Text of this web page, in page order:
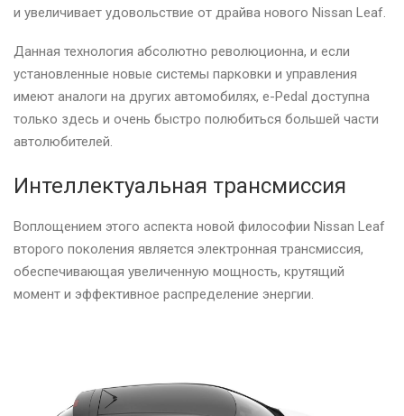
и увеличивает удовольствие от драйва нового Nissan Leaf.
Данная технология абсолютно революционна, и если
установленные новые системы парковки и управления
имеют аналоги на других автомобилях, e-Pedal доступна
только здесь и очень быстро полюбиться большей части
автолюбителей.
Интеллектуальная трансмиссия
Воплощением этого аспекта новой философии Nissan Leaf
второго поколения является электронная трансмиссия,
обеспечивающая увеличенную мощность, крутящий
момент и эффективное распределение энергии.